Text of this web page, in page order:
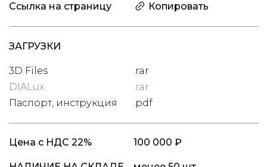
Ссылка на страницу Копировать
ЗАГРУЗКИ
3D Files
.rar
DIALux
.rar
Паспорт, инструкция
.pdf
Цена с НДС 22% 100 000 ₽